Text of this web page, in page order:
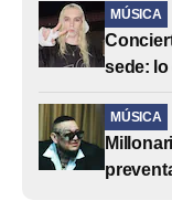
MÚSICA
sede:
MÚSICA